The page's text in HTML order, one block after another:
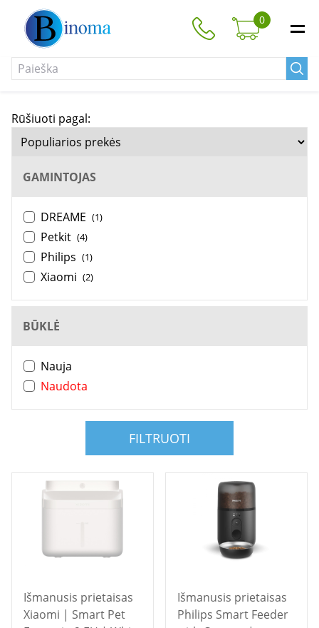
0
Rūšiuoti pagal:
GAMINTOJAS
DREAME (1)
Petkit (4)
Philips (1)
Xiaomi (2)
BŪKLĖ
Nauja
Naudota
FILTRUOTI
Išmanusis prietaisas
Xiaomi | Smart Pet
Išmanusis prietaisas
Philips Smart Feeder